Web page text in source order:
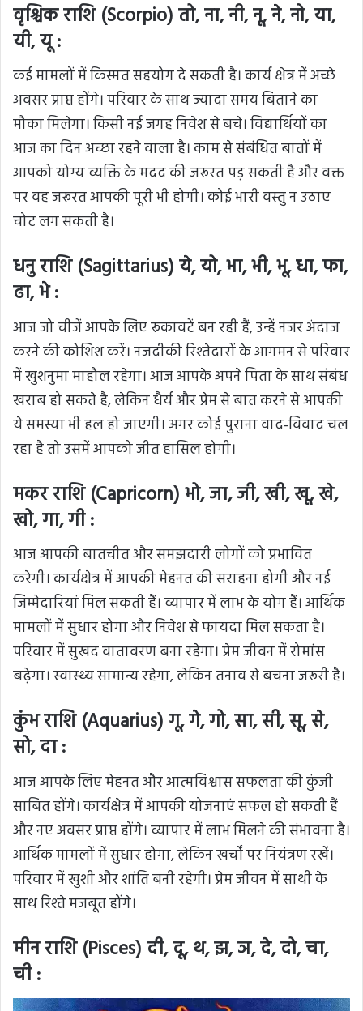
वृश्चिक राशि (Scorpio) तो, ना, नी, नू, ने, नो, या,
यी, यू :
कई मामलों में किस्मत सहयोग दे सकती है। कार्य क्षेत्र में अच्छे
अवसर प्राप्त होंगे। परिवार के साथ ज्यादा समय बिताने का
मौका मिलेगा। किसी नई जगह निवेश से बचे। विद्यार्थियों का
आज का दिन अच्छा रहने वाला है। काम से संबंधित बातों में
आपको योग्य व्यक्ति के मदद की जरूरत पड़ सकती है और वक्त
पर वह जरूरत आपकी पूरी भी होगी। कोई भारी वस्तु न उठाए
चोट लग सकती है।
धनु राशि (Sagittarius) ये, यो, भा, भी, भू, धा, फा,
ढा, भे :
आज जो चीजें आपके लिए रूकावटें बन रही हैं, उन्हें नजर अंदाज
करने की कोशिश करें। नजदीकी रिश्तेदारों के आगमन से परिवार
में खुशनुमा माहौल रहेगा। आज आपके अपने पिता के साथ संबंध
खराब हो सकते है, लेकिन धैर्य और प्रेम से बात करने से आपकी
ये समस्या भी हल हो जाएगी। अगर कोई पुराना वाद-विवाद चल
रहा है तो उसमें आपको जीत हासिल होगी।
मकर राशि (Capricorn) भो, जा, जी, खी, खू, खे,
खो, गा, गी :
आज आपकी बातचीत और समझदारी लोगों को प्रभावित
करेगी। कार्यक्षेत्र में आपकी मेहनत की सराहना होगी और नई
जिम्मेदारियां मिल सकती हैं। व्यापार में लाभ के योग हैं। आर्थिक
मामलों में सुधार होगा और निवेश से फायदा मिल सकता है।
परिवार में सुखद वातावरण बना रहेगा। प्रेम जीवन में रोमांस
बढ़ेगा। स्वास्थ्य सामान्य रहेगा, लेकिन तनाव से बचना जरूरी है।
कुंभ राशि (Aquarius) गू, गे, गो, सा, सी, सू, से,
सो, दा :
आज आपके लिए मेहनत और आत्मविश्वास सफलता की कुंजी
साबित होंगे। कार्यक्षेत्र में आपकी योजनाएं सफल हो सकती हैं
और नए अवसर प्राप्त होंगे। व्यापार में लाभ मिलने की संभावना है।
आर्थिक मामलों में सुधार होगा, लेकिन खर्चों पर नियंत्रण रखें।
परिवार में खुशी और शांति बनी रहेगी। प्रेम जीवन में साथी के
साथ रिश्ते मजबूत होंगे।
मीन राशि (Pisces) दी, दू, थ, झ, ञ, दे, दो, चा,
ची :